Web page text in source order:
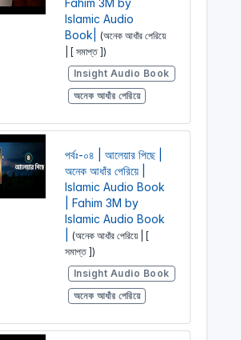
Fahim 3M by
Islamic Audio
Book|
(অনেক আধাঁর পেরিয়ে
| [ সমাপ্ত ])
Insight Audio Book
অনেক আধাঁর পেরিয়ে
পর্বঃ-০৪ | আলেয়ার পিছে |
অনেক আধাঁর পেরিয়ে |
Islamic Audio Book
| Fahim 3M by
Islamic Audio Book
(অনেক আধাঁর পেরিয়ে | [
সমাপ্ত ])
Insight Audio Book
অনেক আধাঁর পেরিয়ে